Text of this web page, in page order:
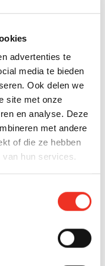
advertenties te
media te bieden
Ook delen we
site met onze
en analyse. Deze
met andere
of die ze hebben
hun services.
D
zoekt?
gratis